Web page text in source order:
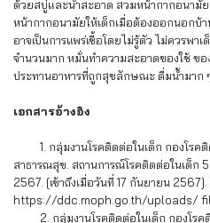
ด้วยสบู่และน้ำสะอาด สวมหน้ากากอนามั
หน้ากากอนามัยให้เด็กเมื่อต้องออกนอกบ้
อาจเป็นการแพร่เชื้อโดยไม่รู้ตัว ไม่ควรพา
จำนวนมาก หมั่นทำความสะอาดของใช้ ข
ประทานอาหารที่ถูกสุขลักษณะ ดื่มน้ำมาก
เอกสารอ้างอิง
1. กลุ่มงานโรคติดต่อในเด็ก กองโรคติ
สาธารณสุข. สถานการณ์โรคติดต่อในเด็ก
2567. [เข้าถึงเมื่อวันที่ 17 กันยายน 2567].
https://ddc.moph.go.th/uploads/
2. กลุ่มงานโรคติดต่อในเด็ก กองโรคติ